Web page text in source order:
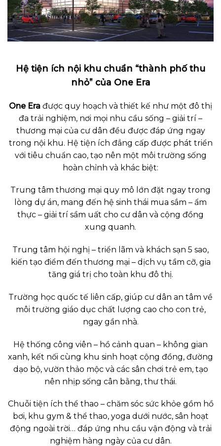
Hệ tiện ích nội khu chuẩn “thành phố thu
nhỏ” của One Era
One Era được quy hoạch và thiết kế như một đô thị
đa trải nghiệm, nơi mọi nhu cầu sống – giải trí –
thương mại của cư dân đều được đáp ứng ngay
trong nội khu. Hệ tiện ích đẳng cấp được phát triển
với tiêu chuẩn cao, tạo nên một môi trường sống
hoàn chỉnh và khác biệt:
Trung tâm thương mại quy mô lớn đặt ngay trong
lòng dự án, mang đến hệ sinh thái mua sắm – ẩm
thực – giải trí sầm uất cho cư dân và cộng đồng
xung quanh.
Trung tâm hội nghị – triển lãm và khách sạn 5 sao,
kiến tạo điểm đến thương mại – dịch vụ tầm cỡ, gia
tăng giá trị cho toàn khu đô thị.
Trường học quốc tế liên cấp, giúp cư dân an tâm về
môi trường giáo dục chất lượng cao cho con trẻ,
ngay gần nhà.
Hệ thống công viên – hồ cảnh quan – không gian
xanh, kết nối cùng khu sinh hoạt cộng đồng, đường
dạo bộ, vườn thảo mộc và các sân chơi trẻ em, tạo
nên nhịp sống cân bằng, thư thái.
Chuỗi tiện ích thể thao – chăm sóc sức khỏe gồm hồ
bơi, khu gym & thể thao, yoga dưới nước, sân hoạt
động ngoài trời… đáp ứng nhu cầu vận động và trải
nghiệm hàng ngày của cư dân.